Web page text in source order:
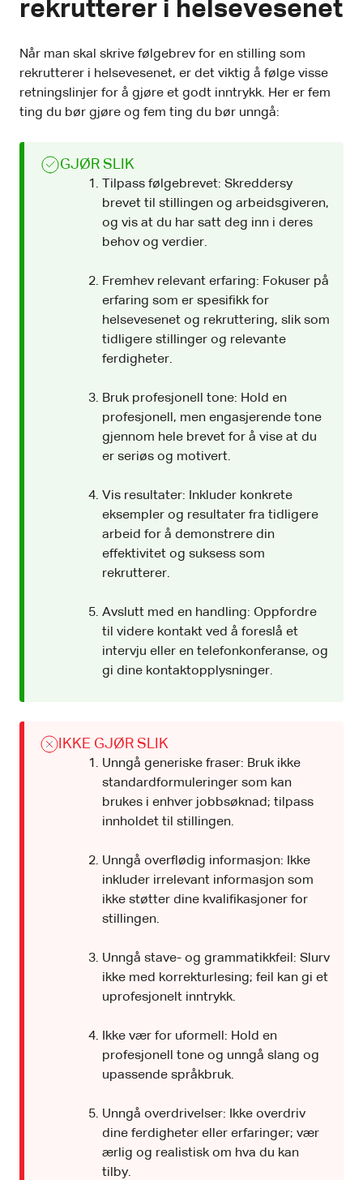
rekrutterer i helsevesenet
Når man skal skrive følgebrev for en stilling som
rekrutterer i helsevesenet, er det viktig å følge visse
retningslinjer for å gjøre et godt inntrykk. Her er fem
ting du bør gjøre og fem ting du bør unngå:
GJØR SLIK
Tilpass følgebrevet: Skreddersy
brevet til stillingen og arbeidsgiveren,
og vis at du har satt deg inn i deres
behov og verdier.
Fremhev relevant erfaring: Fokuser på
erfaring som er spesifikk for
helsevesenet og rekruttering, slik som
tidligere stillinger og relevante
ferdigheter.
Bruk profesjonell tone: Hold en
profesjonell, men engasjerende tone
gjennom hele brevet for å vise at du
er seriøs og motivert.
Vis resultater: Inkluder konkrete
eksempler og resultater fra tidligere
arbeid for å demonstrere din
effektivitet og suksess som
rekrutterer.
Avslutt med en handling: Oppfordre
til videre kontakt ved å foreslå et
intervju eller en telefonkonferanse, og
gi dine kontaktopplysninger.
IKKE GJØR SLIK
Unngå generiske fraser: Bruk ikke
standardformuleringer som kan
brukes i enhver jobbsøknad; tilpass
innholdet til stillingen.
Unngå overflødig informasjon: Ikke
inkluder irrelevant informasjon som
ikke støtter dine kvalifikasjoner for
stillingen.
Unngå stave- og grammatikkfeil: Slurv
ikke med korrekturlesing; feil kan gi et
uprofesjonelt inntrykk.
Ikke vær for uformell: Hold en
profesjonell tone og unngå slang og
upassende språkbruk.
Unngå overdrivelser: Ikke overdriv
dine ferdigheter eller erfaringer; vær
ærlig og realistisk om hva du kan
tilby.